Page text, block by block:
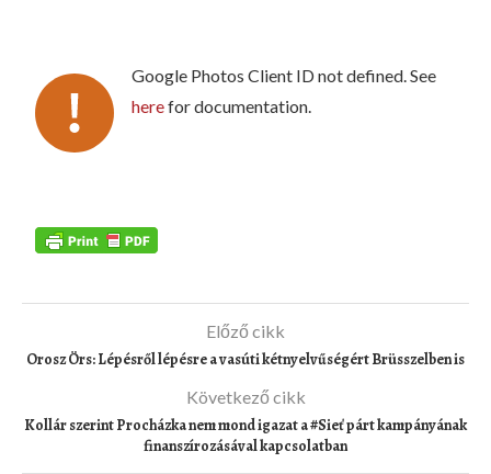
Google Photos Client ID not defined. See
herefor documentation.
Előző cikk
Orosz Örs: Lépésről lépésre a vasúti kétnyelvűségért Brüsszelben is
Következő cikk
Kollár szerint Procházka nem mond igazat a #Sieť párt kampányának
finanszírozásával kapcsolatban